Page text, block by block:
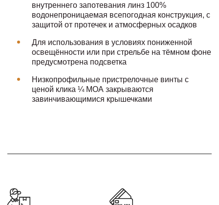
внутреннего запотевания линз 100%
водонепроницаемая всепогодная конструкция, с
защитой от протечек и атмосферных осадков
Для использования в условиях пониженной
освещённости или при стрельбе на тёмном фоне
предусмотрена подсветка
Низкопрофильные пристрелочные винты с
ценой клика ¼ МОА закрываются
завинчивающимися крышечками